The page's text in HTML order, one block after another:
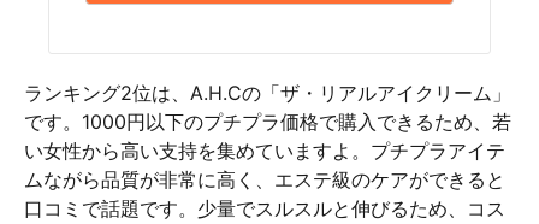
ランキング2位は、A.H.Cの「ザ・リアルアイクリーム」
です。1000円以下のプチプラ価格で購入できるため、若
い女性から高い支持を集めていますよ。プチプラアイテ
ムながら品質が非常に高く、エステ級のケアができると
口コミで話題です。少量でスルスルと伸びるため、コス